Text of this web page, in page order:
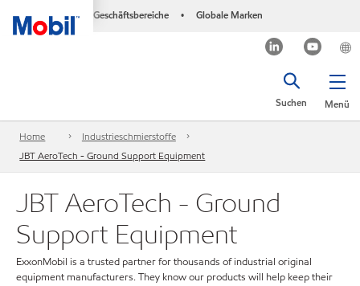
Geschäftsbereiche • Globale Marken
Menü
Suchen
Home
Industrieschmierstoffe
JBT AeroTech - Ground Support Equipment
JBT AeroTech - Ground
Support Equipment
ExxonMobil is a trusted partner for thousands of industrial original
equipment manufacturers. They know our products will help keep their